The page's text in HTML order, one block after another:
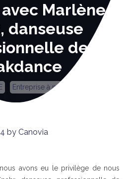
Marlène
danseuse
de
Entreprise à mission
by Canovia
avons eu le privilège de nous